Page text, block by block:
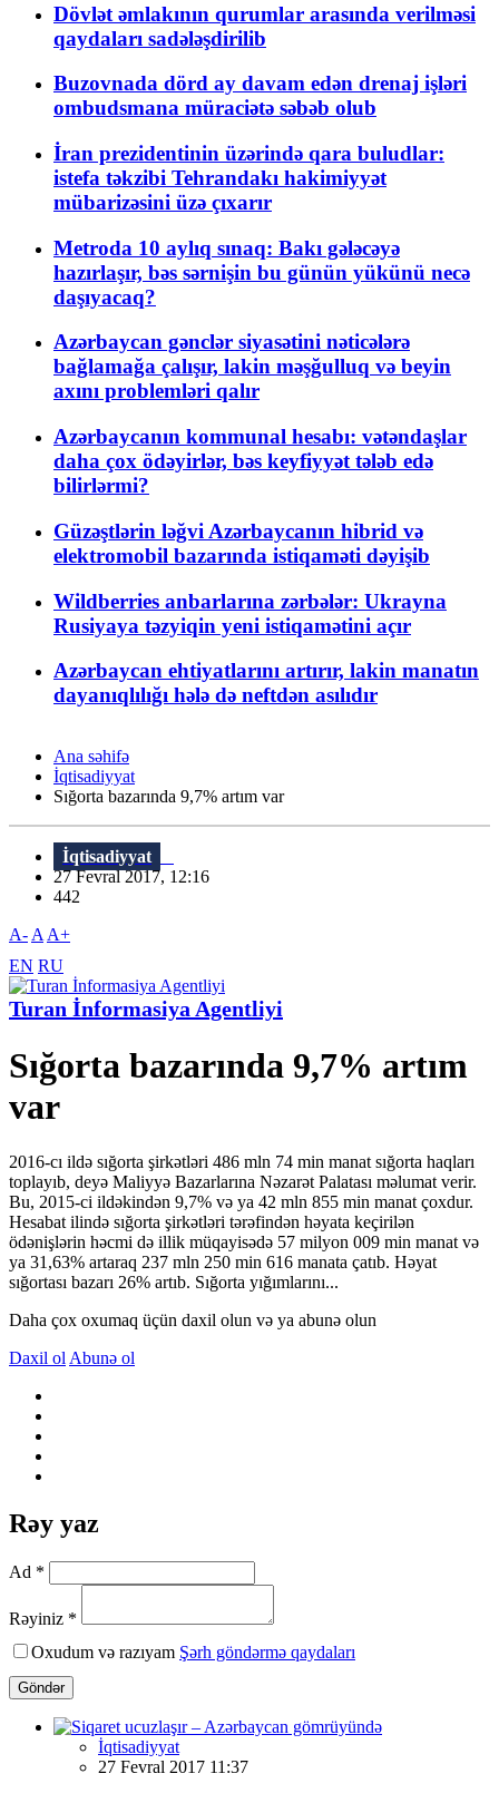
Dövlət əmlakının qurumlar arasında verilməsi
qaydaları sadələşdirilib
Buzovnada dörd ay davam edən drenaj işləri
ombudsmana müraciətə səbəb olub
İran prezidentinin üzərində qara buludlar:
istefa təkzibi Tehrandakı hakimiyyət
mübarizəsini üzə çıxarır
Metroda 10 aylıq sınaq: Bakı gələcəyə
hazırlaşır, bəs sərnişin bu günün yükünü necə
daşıyacaq?
Azərbaycan gənclər siyasətini nəticələrə
bağlamağa çalışır, lakin məşğulluq və beyin
axını problemləri qalır
Azərbaycanın kommunal hesabı: vətəndaşlar
daha çox ödəyirlər, bəs keyfiyyət tələb edə
bilirlərmi?
Güzəştlərin ləğvi Azərbaycanın hibrid və
elektromobil bazarında istiqaməti dəyişib
Wildberries anbarlarına zərbələr: Ukrayna
Rusiyaya təzyiqin yeni istiqamətini açır
Azərbaycan ehtiyatlarını artırır, lakin manatın
dayanıqlılığı hələ də neftdən asılıdır
Ana səhifə
İqtisadiyyat
Sığorta bazarında 9,7% artım var
İqtisadiyyat
27 Fevral 2017, 12:16
442
A- A A+
EN RU
Turan İnformasiya Agentliyi
Sığorta bazarında 9,7% artım
var
2016-cı ildə sığorta şirkətləri 486 mln 74 min manat sığorta haqları
toplayıb, deyə Maliyyə Bazarlarına Nəzarət Palatası məlumat verir.
Bu, 2015-ci ildəkindən 9,7% və ya 42 mln 855 min manat çoxdur.
Hesabat ilində sığorta şirkətləri tərəfindən həyata keçirilən
ödənişlərin həcmi də illik müqayisədə 57 milyon 009 min manat və
ya 31,63% artaraq 237 mln 250 min 616 manata çatıb. Həyat
sığortası bazarı 26% artıb. Sığorta yığımlarını...
Daha çox oxumaq üçün daxil olun və ya abunə olun
Daxil ol Abunə ol
Rəy yaz
Ad *
Rəyiniz *
Oxudum və razıyam Şərh göndərmə qaydaları
Göndər
İqtisadiyyat
27 Fevral 2017 11:37